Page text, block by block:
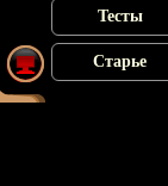
Тесты
Старье